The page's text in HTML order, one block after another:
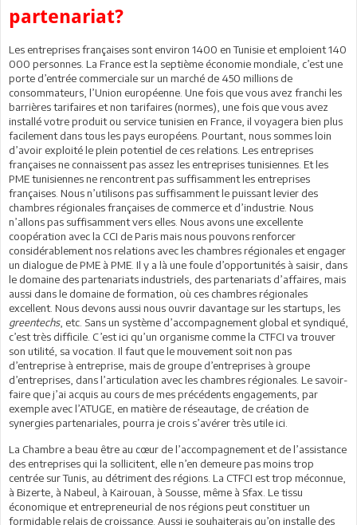
partenariat?
Les entreprises françaises sont environ 1400 en Tunisie et emploient 140
000 personnes. La France est la septième économie mondiale, c’est une
porte d’entrée commerciale sur un marché de 450 millions de
consommateurs, l’Union européenne. Une fois que vous avez franchi les
barrières tarifaires et non tarifaires (normes), une fois que vous avez
installé votre produit ou service tunisien en France, il voyagera bien plus
facilement dans tous les pays européens. Pourtant, nous sommes loin
d’avoir exploité le plein potentiel de ces relations. Les entreprises
françaises ne connaissent pas assez les entreprises tunisiennes. Et les
PME tunisiennes ne rencontrent pas suffisamment les entreprises
françaises. Nous n’utilisons pas suffisamment le puissant levier des
chambres régionales françaises de commerce et d’industrie. Nous
n’allons pas suffisamment vers elles. Nous avons une excellente
coopération avec la CCI de Paris mais nous pouvons renforcer
considérablement nos relations avec les chambres régionales et engager
un dialogue de PME à PME. Il y a là une foule d’opportunités à saisir, dans
le domaine des partenariats industriels, des partenariats d’affaires, mais
aussi dans le domaine de formation, où ces chambres régionales
excellent. Nous devons aussi nous ouvrir davantage sur les startups, les
greentechs, etc. Sans un système d’accompagnement global et syndiqué,
c’est très difficile. C’est ici qu’un organisme comme la CTFCI va trouver
son utilité, sa vocation. Il faut que le mouvement soit non pas
d’entreprise à entreprise, mais de groupe d’entreprises à groupe
d’entreprises, dans l’articulation avec les chambres régionales. Le savoir-
faire que j’ai acquis au cours de mes précédents engagements, par
exemple avec l’ATUGE, en matière de réseautage, de création de
synergies partenariales, pourra je crois s’avérer très utile ici.
La Chambre a beau être au cœur de l’accompagnement et de l’assistance
des entreprises qui la sollicitent, elle n’en demeure pas moins trop
centrée sur Tunis, au détriment des régions. La CTFCI est trop méconnue,
à Bizerte, à Nabeul, à Kairouan, à Sousse, même à Sfax. Le tissu
économique et entrepreneurial de nos régions peut constituer un
formidable relais de croissance. Aussi je souhaiterais qu’on installe des